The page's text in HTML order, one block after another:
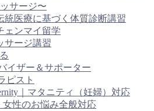
サージ〜
統医療に基づく体質診断講習
ェンマイ留学
サージ講習
イザー＆サポーター
ピスト
｜マタニティ（妊婦）対応
女性のお悩み全般対応